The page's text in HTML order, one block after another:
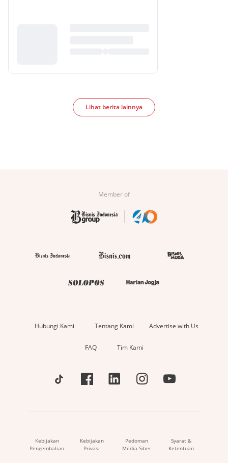
Lihat berita lainnya
Member of
Hubungi Kami Tentang Kami Advertise with Us
FAQ Tim Kami
Kebijakan
Pengembalian
Kebijakan
Privasi
Pedoman
Media Siber
Syarat &
Ketentuan